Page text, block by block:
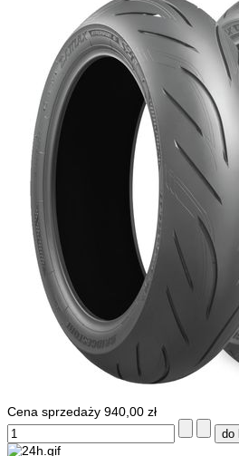
Cena sprzedaży 940,00 zł